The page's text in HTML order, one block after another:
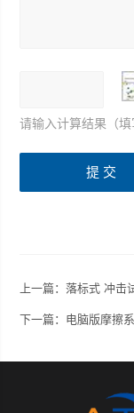
请输入计算结果（
上一篇：落标式 冲击
下一篇： 电脑版摩擦